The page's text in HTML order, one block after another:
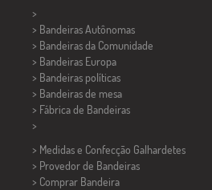
>
> Bandeiras Autônomas
> Bandeiras da Comunidade
> Bandeiras Europa
> Bandeiras políticas
> Bandeiras de mesa
> Fábrica de Bandeiras
>
> Medidas e Confecção Galhardetes
> Provedor de Bandeiras
> Comprar Bandeira